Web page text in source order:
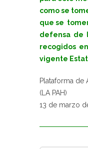
como se
que se
defensa de
recogidos
vigente
Plataforma de
(LA PAH)
13 de marzo